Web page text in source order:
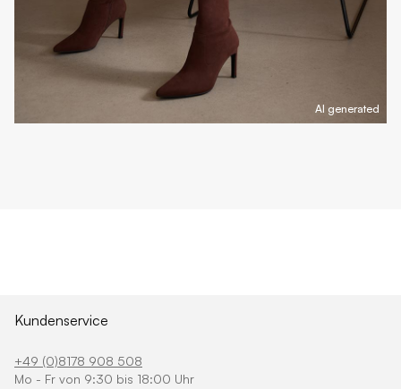
AI generated
Kundenservice
+49 (0)8178 908 508
Mo - Fr von 9:30 bis 18:00 Uhr